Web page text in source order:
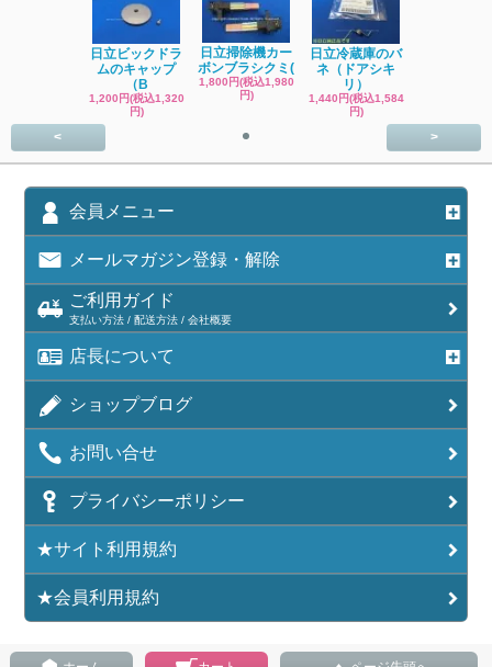
日立ビックドラ
ムのキャップ
（B
1,200円(税込1,320
円)
日立掃除機カー
ボンブラシクミ(
1,800円(税込1,980
円)
日立冷蔵庫のバ
ネ（ドアシキ
リ）
1,440円(税込1,584
円)
< >
会員メニュー
メールマガジン登録・解除
ご利用ガイド
支払い方法 / 配送方法 / 会社概要
店長について
ショップブログ
お問い合せ
プライバシーポリシー
★サイト利用規約
★会員利用規約